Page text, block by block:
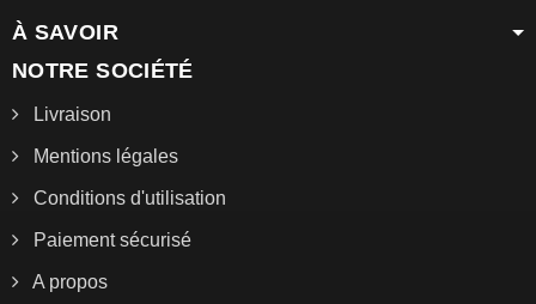
À SAVOIR
NOTRE SOCIÉTÉ
Livraison
Mentions légales
Conditions d'utilisation
Paiement sécurisé
A propos